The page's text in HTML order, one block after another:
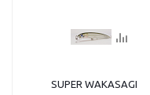
SUPER WAKASAGI